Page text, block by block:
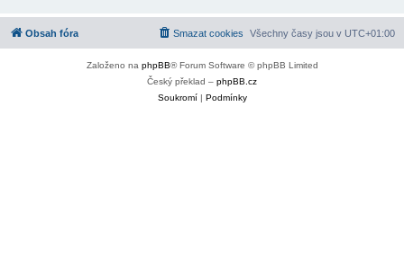
Obsah fóra Všechny časy jsou v UTC+01:00
Smazat cookies
Založeno na phpBB® Forum Software © phpBB Limited
Český překlad – phpBB.cz
Soukromí| Podmínky